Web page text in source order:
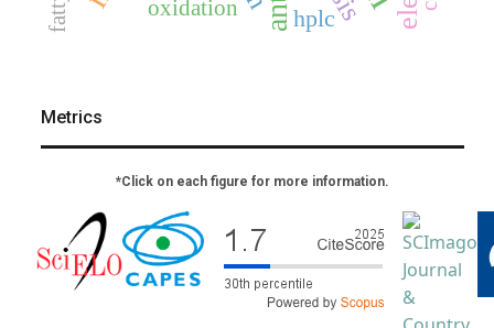
hplc
oxidation
Metrics
*Click on each figure for more information.